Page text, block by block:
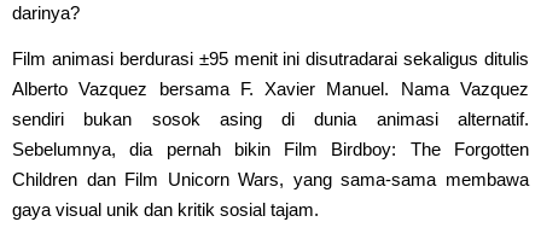
darinya?
Film animasi berdurasi ±95 menit ini disutradarai sekaligus ditulis
Alberto Vazquez bersama F. Xavier Manuel. Nama Vazquez
sendiri bukan sosok asing di dunia animasi alternatif.
Sebelumnya, dia pernah bikin Film Birdboy: The Forgotten
Children dan Film Unicorn Wars, yang sama-sama membawa
gaya visual unik dan kritik sosial tajam.